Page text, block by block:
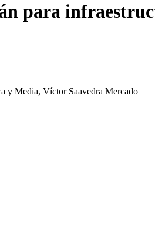
para
y Media, Víctor Saavedra Mercado